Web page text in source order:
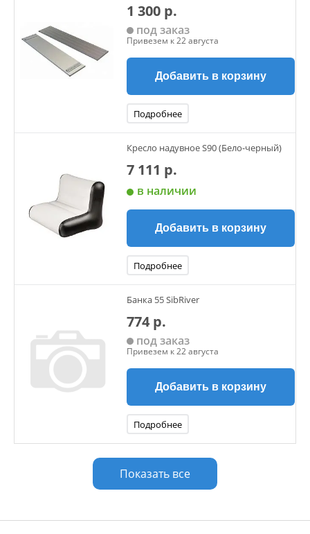
1 300 р.
под заказ
Привезем к 22 августа
Добавить в корзину
Подробнее
Кресло надувное S90 (Бело-черный)
7 111 р.
в наличии
Добавить в корзину
Подробнее
Банка 55 SibRiver
774 р.
под заказ
Привезем к 22 августа
Добавить в корзину
Подробнее
Показать все